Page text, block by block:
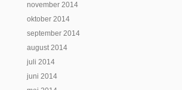
november 2014
oktober 2014
september 2014
august 2014
juli 2014
juni 2014